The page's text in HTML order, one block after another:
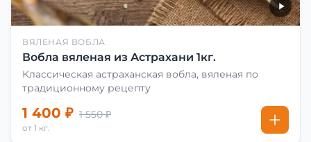
ВЯЛЕНАЯ ВОБЛА
Вобла вяленая из Астрахани 1кг.
Классическая астраханская вобла, вяленая по
традиционному рецепту
1 400 ₽ 1 550 ₽
от 1 кг.